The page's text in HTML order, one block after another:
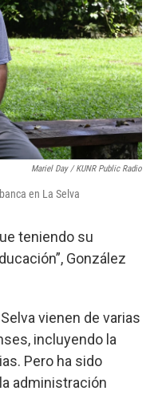
Mariel Day / KUNR Public Radio
en La Selva
teniendo su
González
vienen de varias
incluyendo la
Pero ha sido
administración